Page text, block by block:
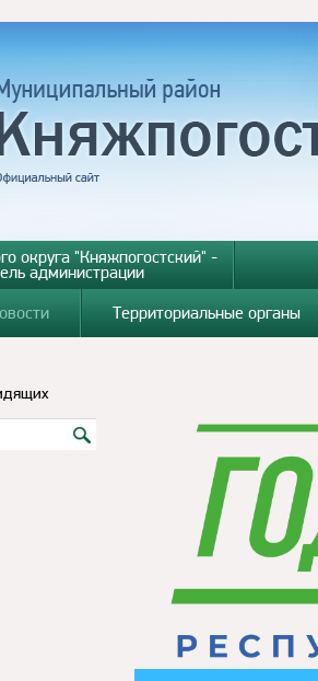
округа "Княжпогостский" -
администрации
Территориальные органы